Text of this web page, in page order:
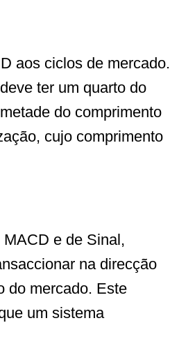
aos ciclos de mercado.
ter um quarto do
do comprimento
cujo comprimento
e de Sinal,
na direcção
do mercado. Este
um sistema